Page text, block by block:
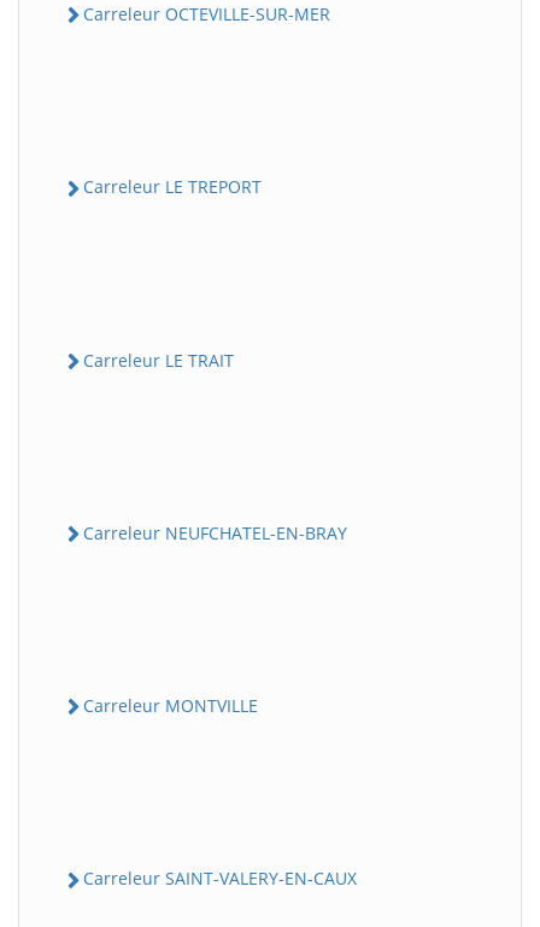
Carreleur OCTEVILLE-SUR-MER
Carreleur LE TREPORT
Carreleur LE TRAIT
Carreleur NEUFCHATEL-EN-BRAY
Carreleur MONTVILLE
Carreleur SAINT-VALERY-EN-CAUX